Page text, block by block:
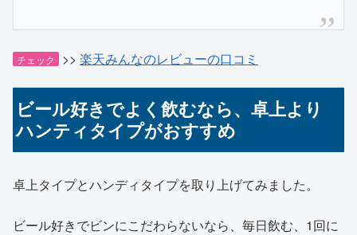
チェック >> 楽天みんなのレビューの口コミ
ビール好きでよく飲むなら、卓上より
ハンティタイプがおすすめ
卓上タイプとハンディタイプを取り上げてみました。
ビール好きでビンにこだわらないなら、毎日飲む、1回に